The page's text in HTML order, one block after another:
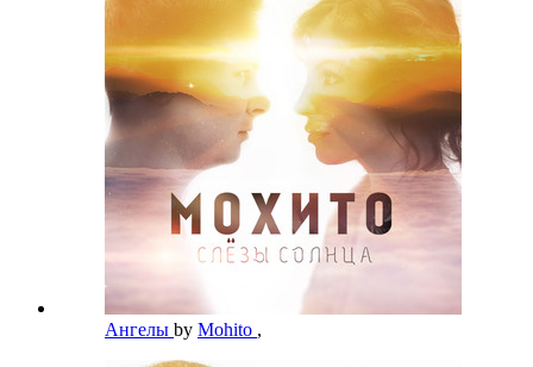
Ангелы by Mohito ,